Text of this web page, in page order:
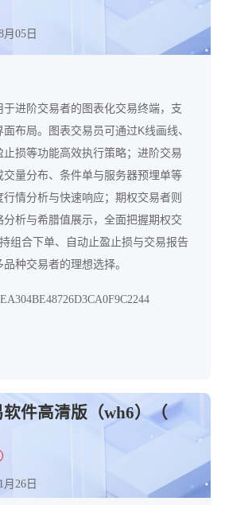
月05日
进阶交易者的图表化交易终端，支
布局。图表交易员可通过K线画线、
损等功能高效执行策略；进阶交易
量分布、条件单与服务器预埋单等
情分析与快速响应；期权交易者则
析与希腊值展示，全面把握期权交
组合下单、自动止盈止损与交易报告
种交易者的理想选择。
件高清版（wh6）（
月26日